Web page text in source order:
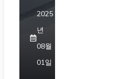
2025
년
08월
01일